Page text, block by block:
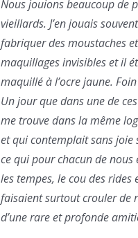
Nous jouions beaucoup de
vieillards. J’en jouais
fabriquer des moustaches
maquillages invisibles et il
maquillé à l’ocre jaune.
Un jour que dans une de
me trouve dans la même
et qui contemplait sans joie
ce qui pour chacun de
les tempes, le cou des
faisaient surtout crouler de
d’une rare et profonde